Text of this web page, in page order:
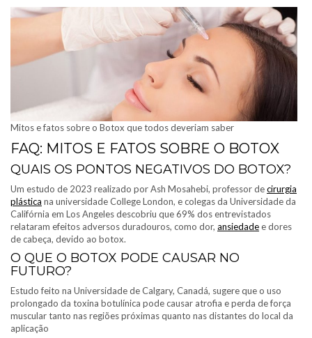
Mitos e fatos sobre o Botox que todos deveriam saber
FAQ: MITOS E FATOS SOBRE O BOTOX
QUAIS OS PONTOS NEGATIVOS DO BOTOX?
Um estudo de 2023 realizado por Ash Mosahebi, professor decirurgia
plástica na universidade College London, e colegas da Universidade da
Califórnia em Los Angeles descobriu que 69% dos entrevistados
relataram efeitos adversos duradouros, como dor, ansiedadee dores
de cabeça, devido ao botox.
O QUE O BOTOX PODE CAUSAR NO
FUTURO?
Estudo feito na Universidade de Calgary, Canadá, sugere que o uso
prolongado da toxina botulínica pode causar atrofia e perda de força
muscular tanto nas regiões próximas quanto nas distantes do local da
aplicação